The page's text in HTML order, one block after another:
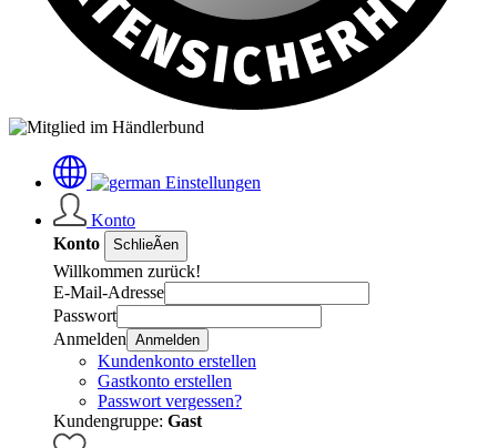
Einstellungen
Konto
Konto
SchlieÃen
Willkommen zurück!
E-Mail-Adresse
Passwort
Anmelden Anmelden
Kundenkonto erstellen
Gastkonto erstellen
Passwort vergessen?
Kundengruppe: Gast